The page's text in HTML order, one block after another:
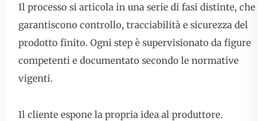
Il processo si articola in una serie di fasi distinte, che
garantiscono controllo, tracciabilità e sicurezza del
prodotto finito. Ogni step è supervisionato da figure
competenti e documentato secondo le normative
vigenti.
Il cliente espone la propria idea al produttore.